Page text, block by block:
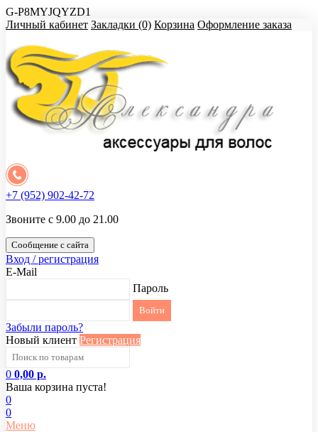
G-P8MYJQYZD1
Личный кабинет Закладки (0) Корзина Оформление заказа
+7 (952) 902-42-72
Звоните с 9.00 до 21.00
Сообщение с сайта
Вход / регистрация
E-Mail
Пароль
Забыли пароль?
Новый клиент Регистрация
0 0,00 р.
Ваша корзина пуста!
0
0
Меню